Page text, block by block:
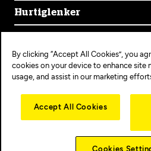
Om Mekonomen
Mekonomens historie
Jobb i Mekonomen
Bærekraft
Bli Mekonomen-verksted
Hurtiglenker
Finn verksted
Bestill time
Opprett konto
Kundeservice
Ofte stilte spørsmål
Mekonomen+
Personvern
Populære tjenester
Bilservice
EU-kontroll
Diagnose/Feilsøking
Dekkskift
Copyright © 2025 MEKO Norway AS
Personvernerklæring
Cookieerklæring
By clicking “Accept All Cookies”, you
cookies on your device to enhance site
usage, and assist in our marketing
Accept All Cookies
Cookies